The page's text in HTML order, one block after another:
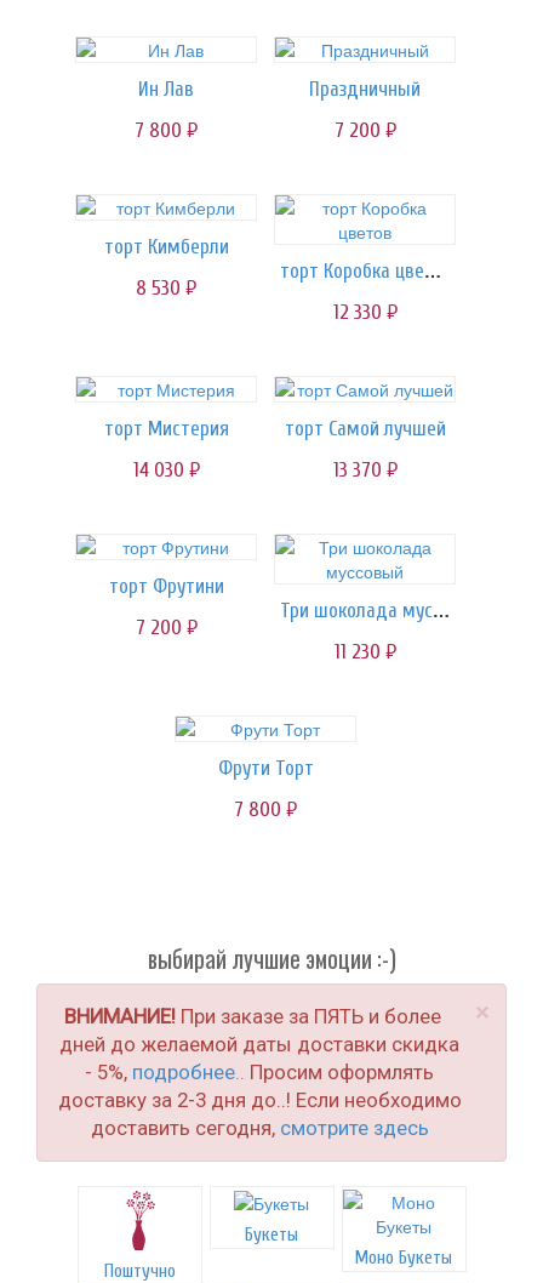
Ин Лав
7 800 руб.
Праздничный
7 200 руб.
торт Кимберли
8 530 руб.
торт Коробка цветов
12 330 руб.
торт Мистерия
14 030 руб.
торт Самой лучшей
13 370 руб.
торт Фрутини
7 200 руб.
Три шоколада муссовый
11 230 руб.
Фрути Торт
7 800 руб.
выбирай лучшие эмоции :-)
×
ВНИМАНИЕ! При заказе за ПЯТЬ и более
дней до желаемой даты доставки скидка
- 5%, подробнее.. Просим оформлять
доставку за 2-3 дня до..! Если необходимо
доставить сегодня, смотрите здесь
Поштучно
Букеты
Моно Букеты